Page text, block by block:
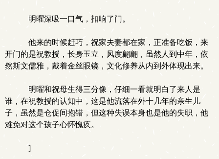
明曜深吸一口气，扣响了门。
他来的时候赶巧，祝家夫妻都在家，正准备吃饭，来
开门的是祝教授，长身玉立，风度翩翩，虽然人到中年，依
然斯文儒雅，戴着金丝眼镜，文化修养从内到外体现出来。
明曜和祝母生得三分像，仔细一看就明白了来人是
谁，在祝教授的认知中，这是他流落在外十几年的亲生儿
子，虽然是仓促间抱错，但这种失误本身也是他的失职，他
难免对这个孩子心怀愧疚。
]